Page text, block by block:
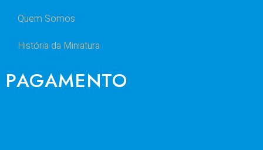
Quem Somos
História da Miniatura
PAGAMENTO